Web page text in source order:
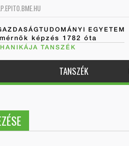
EGYETEM
képzés 1782 óta
TANSZÉK
TANSZÉK